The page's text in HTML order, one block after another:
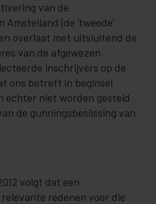
van de
(de ‘tweede’
overlaat met uitsluitend de
van de afgewezen
inschrijvers op de
ons betreft in beginsel
echter niet worden gesteld
de gunningsbeslissing van
volgt dat een
redenen voor die